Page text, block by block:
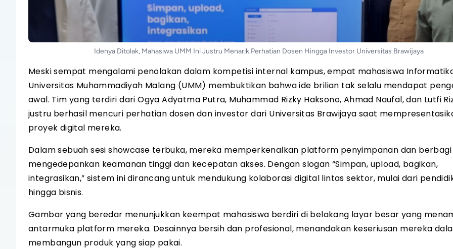
Idenya Ditolak, Mahasiwa UMM Ini Justru Menarik Perhatian Dosen Hingga Investor Universitas Brawijaya
Meski sempat mengalami penolakan dalam kompetisi internal kampus, empat mahasiswa
Universitas Muhammadiyah Malang (UMM) membuktikan bahwa ide brilian tak selalu mendapat
awal. Tim yang terdiri dari Ogya Adyatma Putra, Muhammad Rizky Haksono, Ahmad Naufal, dan Lutfi
justru berhasil mencuri perhatian dosen dan investor dari Universitas Brawijaya saat
proyek digital mereka.
Dalam sebuah sesi showcase terbuka, mereka memperkenalkan platform penyimpanan dan
mengedepankan keamanan tinggi dan kecepatan akses. Dengan slogan “Simpan, upload, bagikan,
integrasikan,” sistem ini dirancang untuk mendukung kolaborasi digital lintas sektor, mulai dari
hingga bisnis.
Gambar yang beredar menunjukkan keempat mahasiswa berdiri di belakang layar besar yang
antarmuka platform mereka. Desainnya bersih dan profesional, menandakan keseriusan mereka
membangun produk yang siap pakai.